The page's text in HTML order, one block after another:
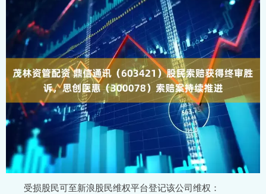
受损股民可至新浪股民维权平台登记该公司维权：